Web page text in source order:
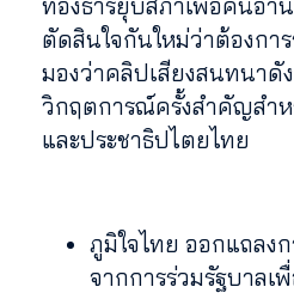
ทองธารยุบสภาเพื่อคืนอำ
ตัดสินใจกันใหม่ว่าต้องกา
มองว่าคลิปเสียงสนทนาดั
วิกฤตการณ์ครั้งสำคัญสำห
และประชาธิปไตยไทย
ภูมิใจไทย ออกแถลง
จากการร่วมรัฐบาลเ